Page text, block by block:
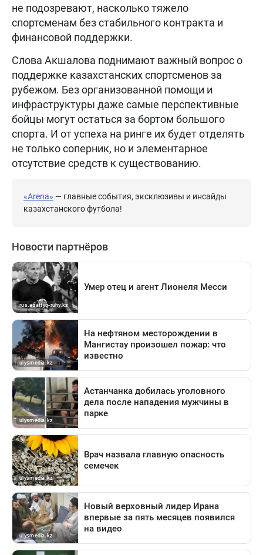
не подозревают, насколько тяжело
спортсменам без стабильного контракта и
финансовой поддержки.
Слова Акшалова поднимают важный вопрос о
поддержке казахстанских спортсменов за
рубежом. Без организованной помощи и
инфраструктуры даже самые перспективные
бойцы могут остаться за бортом большого
спорта. И от успеха на ринге их будет отделять
не только соперник, но и элементарное
отсутствие средств к существованию.
«Arena» — главные события, эксклюзивы и инсайды
казахстанского футбола!